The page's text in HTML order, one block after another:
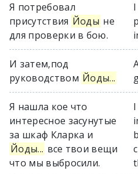
Я потребовал
присутствия Йоды не
для проверки в бою.
И затем,под
руководством Йоды...
Я нашла кое что
интересное засунутые
за шкаф Кларка и
Йоды... все твои вещи
что мы выбросили.